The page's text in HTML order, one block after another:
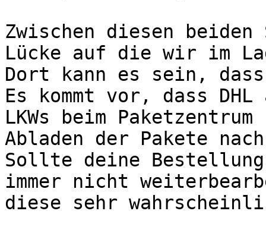
Zwischen diesen
Lücke auf die wir im
Dort kann es sein,
Es kommt vor, dass
LKWs beim
Abladen der Pakete
Sollte deine Bestellung
immer nicht
diese sehr